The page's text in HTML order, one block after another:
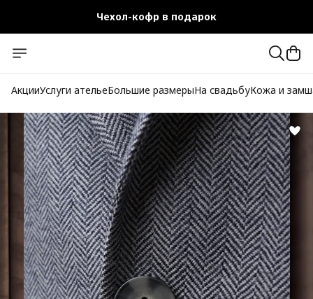
Чехол-кофр в подарок
Бесплатная доставка при заказе от 10 000 руб.
АкцииУслуги ательеБольшие размерыНа свадьбуКожа и